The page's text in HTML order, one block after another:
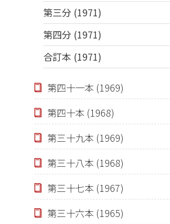
第三分 (1971)
第四分 (1971)
合訂本 (1971)
第四十一本 (1969)
第四十本 (1968)
第三十九本 (1969)
第三十八本 (1968)
第三十七本 (1967)
第三十六本 (1965)